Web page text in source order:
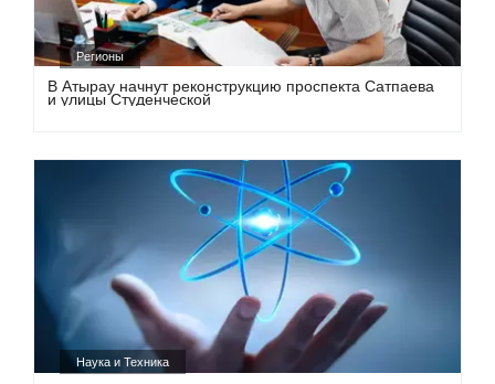
Регионы
В Атырау начнут реконструкцию проспекта Сатпаева
и улицы Студенческой
Наука и Техника